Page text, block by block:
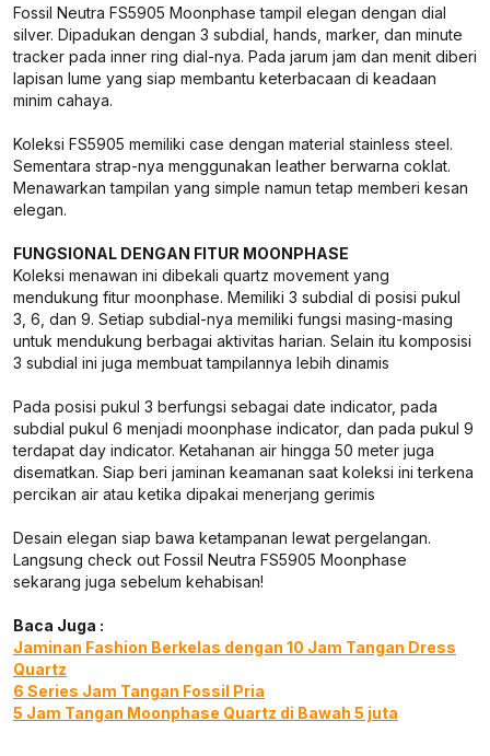
Fossil Neutra FS5905 Moonphase tampil elegan dengan dial
silver. Dipadukan dengan 3 subdial, hands, marker, dan minute
tracker pada inner ring dial-nya. Pada jarum jam dan menit diberi
lapisan lume yang siap membantu keterbacaan di keadaan
minim cahaya.
Koleksi FS5905 memiliki case dengan material stainless steel.
Sementara strap-nya menggunakan leather berwarna coklat.
Menawarkan tampilan yang simple namun tetap memberi kesan
elegan.
FUNGSIONAL DENGAN FITUR MOONPHASE
Koleksi menawan ini dibekali quartz movement yang
mendukung fitur moonphase. Memiliki 3 subdial di posisi pukul
3, 6, dan 9. Setiap subdial-nya memiliki fungsi masing-masing
untuk mendukung berbagai aktivitas harian. Selain itu komposisi
3 subdial ini juga membuat tampilannya lebih dinamis
Pada posisi pukul 3 berfungsi sebagai date indicator, pada
subdial pukul 6 menjadi moonphase indicator, dan pada pukul 9
terdapat day indicator. Ketahanan air hingga 50 meter juga
disematkan. Siap beri jaminan keamanan saat koleksi ini terkena
percikan air atau ketika dipakai menerjang gerimis
Desain elegan siap bawa ketampanan lewat pergelangan.
Langsung check out Fossil Neutra FS5905 Moonphase
sekarang juga sebelum kehabisan!
Baca Juga :
Jaminan Fashion Berkelas dengan 10 Jam Tangan Dress
Quartz
6 Series Jam Tangan Fossil Pria
5 Jam Tangan Moonphase Quartz di Bawah 5 juta